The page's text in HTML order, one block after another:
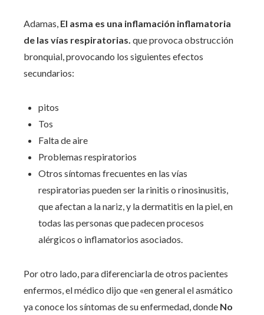
Adamas, El asma es una inflamación inflamatoria
de las vías respiratorias. que provoca obstrucción
bronquial, provocando los siguientes efectos
secundarios:
pitos
Tos
Falta de aire
Problemas respiratorios
Otros síntomas frecuentes en las vías
respiratorias pueden ser la rinitis o rinosinusitis,
que afectan a la nariz, y la dermatitis en la piel, en
todas las personas que padecen procesos
alérgicos o inflamatorios asociados.
Por otro lado, para diferenciarla de otros pacientes
enfermos, el médico dijo que «en general el asmático
ya conoce los síntomas de su enfermedad, donde No